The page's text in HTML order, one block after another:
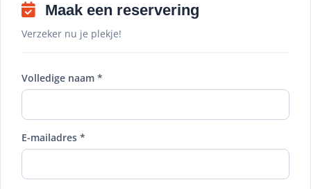
Maak een reservering
Verzeker nu je plekje!
Volledige naam *
E-mailadres *